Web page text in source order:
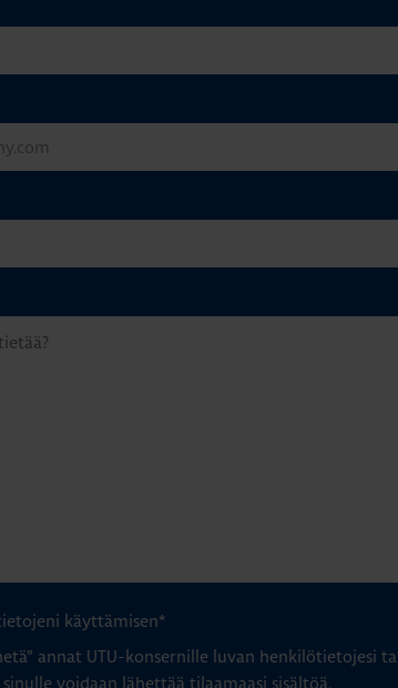
käyttämisen*
annat UTU-konsernille luvan henkilötietojesi
voidaan lähettää tilaamaasi sisältöä.